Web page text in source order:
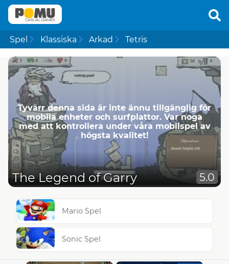
Spel Klassiska Arkad Tetris
Tyvärr denna sida är inte ännu tillgänglig för
mobila enheter och surfplattor. Var noga
med att kontrollera under våra mobilspel av
högsta kvalitet!
The Legend of Garry 5.0
Mario Spel
Sonic Spel